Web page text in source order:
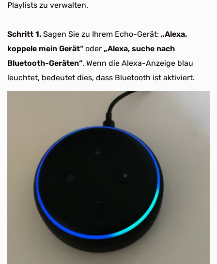
Playlists zu verwalten.
Schritt 1. Sagen Sie zu Ihrem Echo-Gerät: „Alexa,
koppele mein Gerät“ oder „Alexa, suche nach
Bluetooth-Geräten“. Wenn die Alexa-Anzeige blau
leuchtet, bedeutet dies, dass Bluetooth ist aktiviert.